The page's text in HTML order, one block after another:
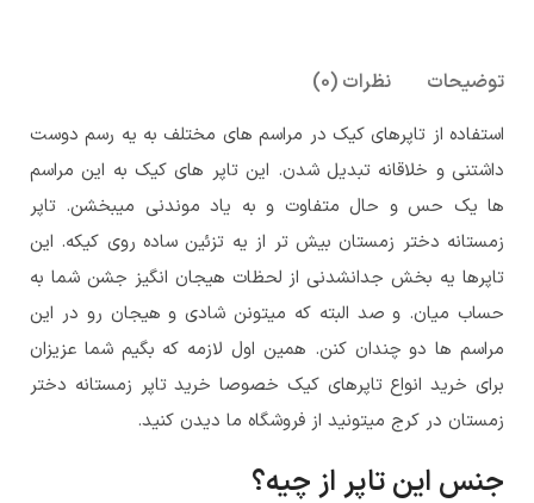
توضیحات نظرات (0)
استفاده از تاپرهای کیک در مراسم های مختلف به یه رسم دوست
داشتنی و خلاقانه تبدیل شدن. این تاپر های کیک به این مراسم
ها یک حس و حال متفاوت و به یاد موندنی میبخشن. تاپر
زمستانه دختر زمستان بیش تر از یه تزئین ساده روی کیکه. این
تاپرها یه بخش جدانشدنی از لحظات هیجان انگیز جشن شما به
حساب میان. و صد البته که میتونن شادی و هیجان رو در این
مراسم ها دو چندان کنن. همین اول لازمه که بگیم شما عزیزان
برای خرید انواع تاپرهای کیک خصوصا خرید تاپر زمستانه دختر
زمستان در کرج میتونید از فروشگاه ما دیدن کنید.
جنس این تاپر از چیه؟